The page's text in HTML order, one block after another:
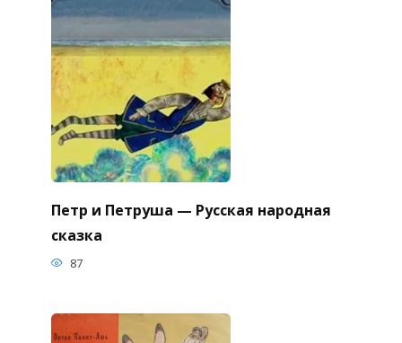
Петр и Петруша — Русская народная
сказка
87